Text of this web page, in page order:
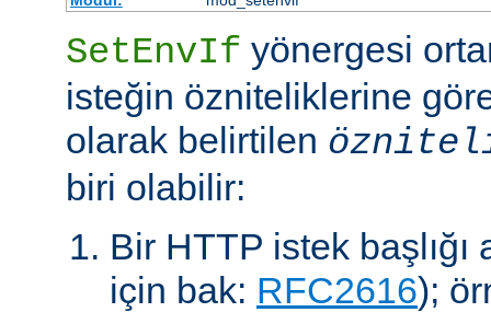
SetEnvIf yönergesi
isteğin özniteliklerine
olarak belirtilen
biri olabilir:
Bir HTTP istek başlığı
için bak: RFC2616);